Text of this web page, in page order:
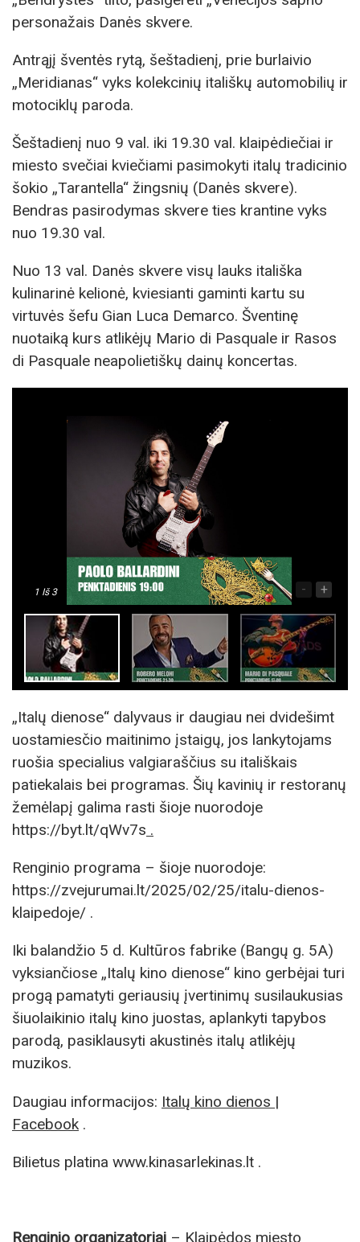
personažais Danės skvere.
Antrąjį šventės rytą, šeštadienį, prie burlaivio
„Meridianas“ vyks kolekcinių itališkų automobilių ir
motociklų paroda.
Šeštadienį nuo 9 val. iki 19.30 val. klaipėdiečiai ir
miesto svečiai kviečiami pasimokyti italų tradicinio
šokio „Tarantella“ žingsnių (Danės skvere).
Bendras pasirodymas skvere ties krantine vyks
nuo 19.30 val.
Nuo 13 val. Danės skvere visų lauks itališka
kulinarinė kelionė, kviesianti gaminti kartu su
virtuvės šefu Gian Luca Demarco. Šventinę
nuotaiką kurs atlikėjų Mario di Pasquale ir Rasos
di Pasquale neapolietiškų dainų koncertas.
1 Iš 3 - +
„Italų dienose“ dalyvaus ir daugiau nei dvidešimt
uostamiesčio maitinimo įstaigų, jos lankytojams
ruošia specialius valgiaraščius su itališkais
patiekalais bei programas. Šių kavinių ir restoranų
žemėlapį galima rasti šioje nuorodoje
https://byt.lt/qWv7s .
Renginio programa – šioje nuorodoje:
https://zvejurumai.lt/2025/02/25/italu-dienos-
klaipedoje/ .
Iki balandžio 5 d. Kultūros fabrike (Bangų g. 5A)
vyksiančiose „Italų kino dienose“ kino gerbėjai turi
progą pamatyti geriausių įvertinimų susilaukusias
šiuolaikinio italų kino juostas, aplankyti tapybos
parodą, pasiklausyti akustinės italų atlikėjų
muzikos.
Daugiau informacijos: Italų kino dienos |
Facebook .
Bilietus platina www.kinasarlekinas.lt .
Renginio organizatoriai – Klaipėdos miesto